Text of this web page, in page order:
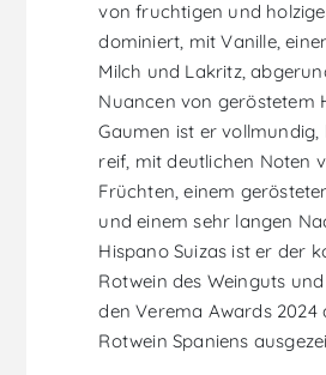
von fruchtigen und
dominiert, mit Vanille,
Milch und Lakritz,
Nuancen von geröstetem
Gaumen ist er vollmundig,
reif, mit deutlichen Noten
Früchten, einem
und einem sehr langen
Hispano Suizas ist er der
Rotwein des Weinguts
den Verema Awards 2024
Rotwein Spaniens